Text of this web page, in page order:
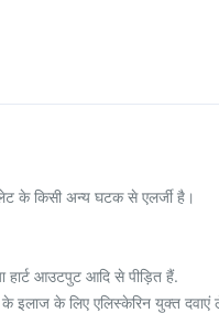
के किसी अन्य घटक से एलर्जी है।
हार्ट आउटपुट आदि से पीड़ित हैं.
इलाज के लिए एलिस्केरिन युक्त दवाएं